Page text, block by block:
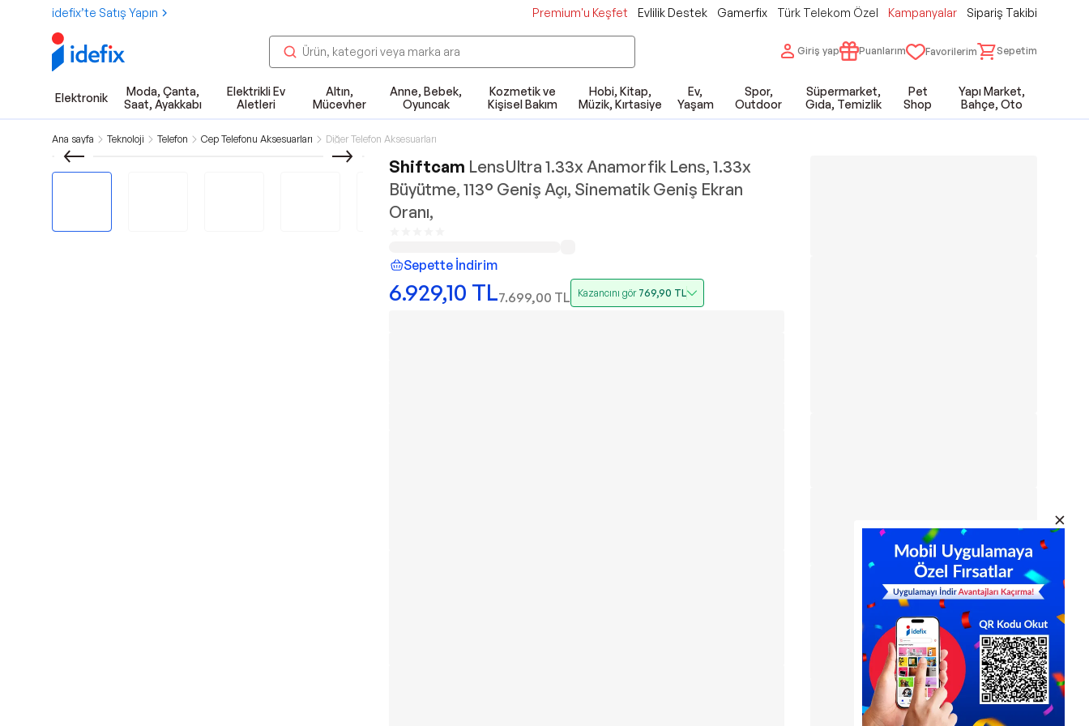
idefix’te Satış Yapın Premium'u Keşfet Evlilik Destek Gamerfix Türk Telekom Özel Kampanyalar Sipariş Takibi
Giriş yap Puanlarım Favorilerim Sepetim
Elektronik
Moda, Çanta,
Saat, Ayakkabı
Elektrikli Ev
Aletleri
Altın,
Mücevher
Anne, Bebek,
Oyuncak
Kozmetik ve
Kişisel Bakım
Hobi, Kitap,
Müzik, Kırtasiye
Ev,
Yaşam
Spor,
Outdoor
Süpermarket,
Gıda, Temizlik
Pet
Shop
Yapı Market,
Bahçe, Oto
Ana sayfa Teknoloji Telefon Cep Telefonu Aksesuarları Diğer Telefon Aksesuarları
Shiftcam LensUltra 1.33x Anamorfik Lens, 1.33x
Büyütme, 113° Geniş Açı, Sinematik Geniş Ekran
Oranı,
Sepette İndirim
6.929,10 TL7.699,00 TL Kazancını gör 769,90 TL